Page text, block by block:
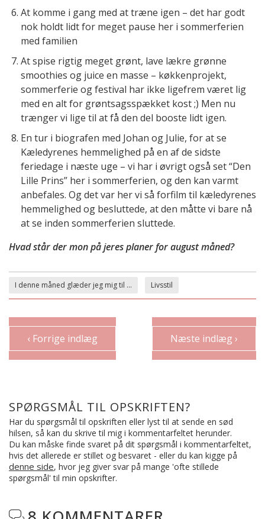
At komme i gang med at træne igen – det har godt
nok holdt lidt for meget pause her i sommerferien
med familien
At spise rigtig meget grønt, lave lækre grønne
smoothies og juice en masse – køkkenprojekt,
sommerferie og festival har ikke ligefrem været lig
med en alt for grøntsagsspækket kost ;) Men nu
trænger vi lige til at få den del booste lidt igen.
En tur i biografen med Johan og Julie, for at se
Kæledyrenes hemmelighed på en af de sidste
feriedage i næste uge – vi har i øvrigt også set “Den
Lille Prins” her i sommerferien, og den kan varmt
anbefales. Og det var her vi så forfilm til kæledyrenes
hemmelighed og besluttede, at den måtte vi bare nå
at se inden sommerferien sluttede.
Hvad står der mon på jeres planer for august måned?
I denne måned glæder jeg mig til ... Livsstil
‹ Forrige indlæg Næste indlæg ›
SPØRGSMÅL TIL OPSKRIFTEN?
Har du spørgsmål til opskriften eller lyst til at sende en sød
hilsen, så kan du skrive til mig i kommentarfeltet herunder.
Du kan måske finde svaret på dit spørgsmål i kommentarfeltet,
hvis det allerede er stillet og besvaret - eller du kan kigge på
denne side, hvor jeg giver svar på mange 'ofte stillede
spørgsmål' til min opskrifter.